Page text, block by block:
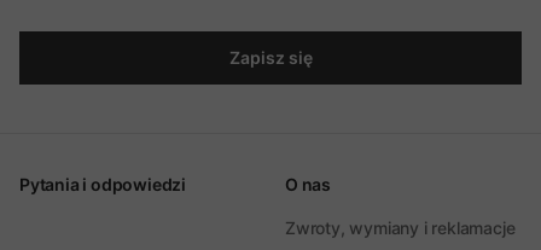
Zapisz się
Pytania i odpowiedzi O nas
Zwroty, wymiany i reklamacje